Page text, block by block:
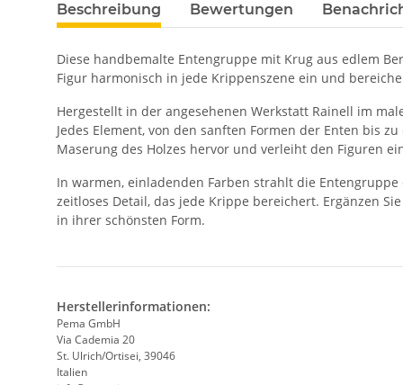
Beschreibung Bewertungen
Diese handbemalte Entengruppe mit Krug aus edlem
Figur harmonisch in jede Krippenszene ein und
Hergestellt in der angesehenen Werkstatt Rainell im
Jedes Element, von den sanften Formen der Enten bis
Maserung des Holzes hervor und verleiht den Figuren
In warmen, einladenden Farben strahlt die
zeitloses Detail, das jede Krippe bereichert. Ergänzen
in ihrer schönsten Form.
Herstellerinformationen:
Pema GmbH
Via Cademia 20
St. Ulrich/Ortisei, 39046
Italien